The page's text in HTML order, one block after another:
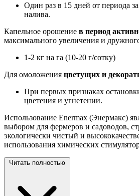
Один раз в 15 дней от периода
налива.
Капельное орошение в период
максимального увеличения и
1-2 кг на га (10-20 г/сотку)
Для омоложения цветущих и
При первых признаках
цветения и угнетении.
Использование Enermax (Энермакс)
выбором для фермеров и садоводов,
экологически чистый и
использования химических
Читать полностью